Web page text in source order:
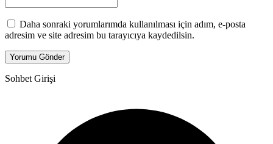
Daha sonraki yorumlarımda kullanılması için adım, e-posta
adresim ve site adresim bu tarayıcıya kaydedilsin.
Sohbet Girişi